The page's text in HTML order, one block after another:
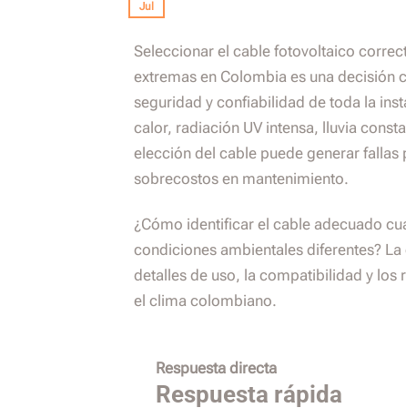
Jul
Seleccionar el cable fotovoltaico
extremas en Colombia es una decisión
seguridad y confiabilidad de toda la
calor, radiación UV intensa, lluvia
elección del cable puede generar
sobrecostos en mantenimiento.
¿Cómo identificar el cable adecuado
condiciones ambientales diferentes?
detalles de uso, la compatibilidad y los
el clima colombiano.
Respuesta directa
Respuesta rápida